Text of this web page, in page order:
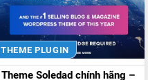
THEME PLUGIN
Theme Soledad chính hãng –